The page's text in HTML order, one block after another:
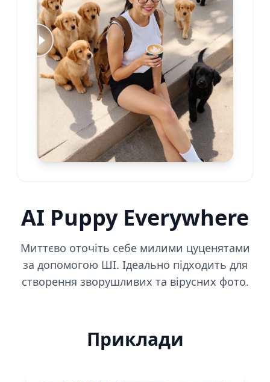
AI Puppy Everywhere
Миттєво оточіть себе милими цуценятами
за допомогою ШІ. Ідеально підходить для
створення зворушливих та вірусних фото.
Приклади